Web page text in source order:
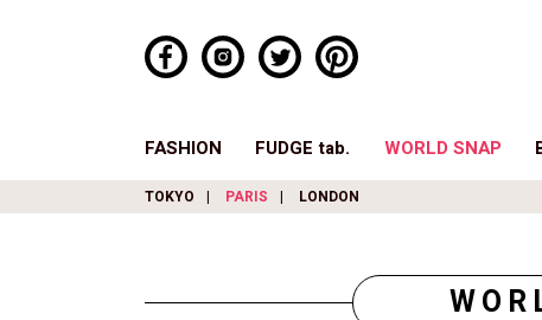
FASHION FUDGE tab. WORLD SNAP
TOKYO PARIS LONDON